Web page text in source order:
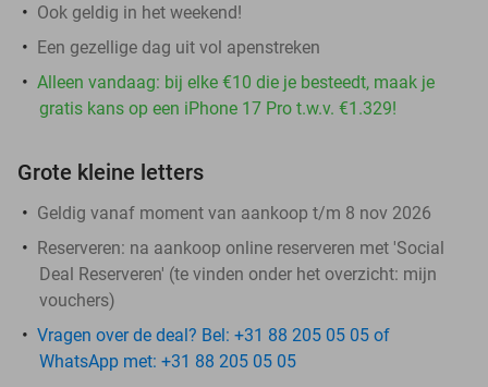
Ook geldig in het weekend!
Een gezellige dag uit vol apenstreken
Alleen vandaag: bij elke €10 die je besteedt, maak je
gratis kans op een iPhone 17 Pro t.w.v. €1.329!
Grote kleine letters
Geldig vanaf moment van aankoop t/m 8 nov 2026
Reserveren: na aankoop online reserveren met 'Social
Deal Reserveren' (te vinden onder het overzicht: mijn
vouchers)
Vragen over de deal? Bel: +31 88 205 05 05 of
WhatsApp met: +31 88 205 05 05